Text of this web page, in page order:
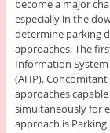
become a major
especially in the
determine parking
approaches. The
Information System
(AHP).
approaches
simultaneously for
approach is